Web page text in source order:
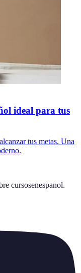
ideal para tus
tus metas. Una
cursosenespanol.